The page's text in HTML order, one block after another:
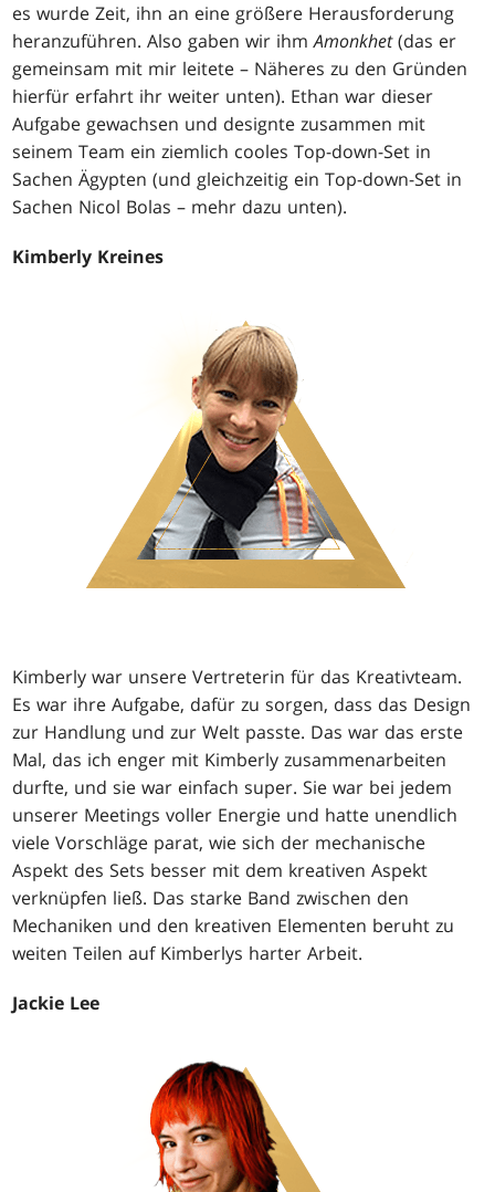
es wurde Zeit, ihn an eine größere Herausforderung
heranzuführen. Also gaben wir ihmAmonkhet(das er
gemeinsam mit mir leitete – Näheres zu den Gründen
hierfür erfahrt ihr weiter unten). Ethan war dieser
Aufgabe gewachsen und designte zusammen mit
seinem Team ein ziemlich cooles Top-down-Set in
Sachen Ägypten (und gleichzeitig ein Top-down-Set in
Sachen Nicol Bolas – mehr dazu unten).
Kimberly Kreines
Kimberly war unsere Vertreterin für das Kreativteam.
Es war ihre Aufgabe, dafür zu sorgen, dass das Design
zur Handlung und zur Welt passte. Das war das erste
Mal, das ich enger mit Kimberly zusammenarbeiten
durfte, und sie war einfach super. Sie war bei jedem
unserer Meetings voller Energie und hatte unendlich
viele Vorschläge parat, wie sich der mechanische
Aspekt des Sets besser mit dem kreativen Aspekt
verknüpfen ließ. Das starke Band zwischen den
Mechaniken und den kreativen Elementen beruht zu
weiten Teilen auf Kimberlys harter Arbeit.
Jackie Lee